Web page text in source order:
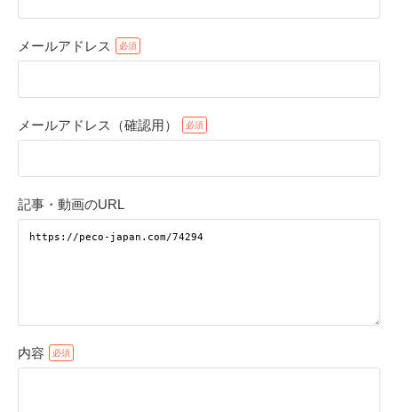
メールアドレス
メールアドレス（確認用）
記事・動画のURL
内容
アプリで開く